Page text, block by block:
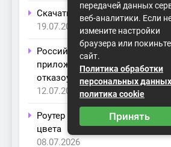
Скачать Виндовс 10 игровую
19.07.2026
Российский контроллер
приложений: как ADC
отказоустойчивость ИТ-
12.07.2026
Роутер мигает индикаторами
цвета
08.07.2026
передачей данных
веб-аналитики. Если
измените настройки
браузера или покиньте
сайт.
Политика обработки
персональных
политика cookie
Принять